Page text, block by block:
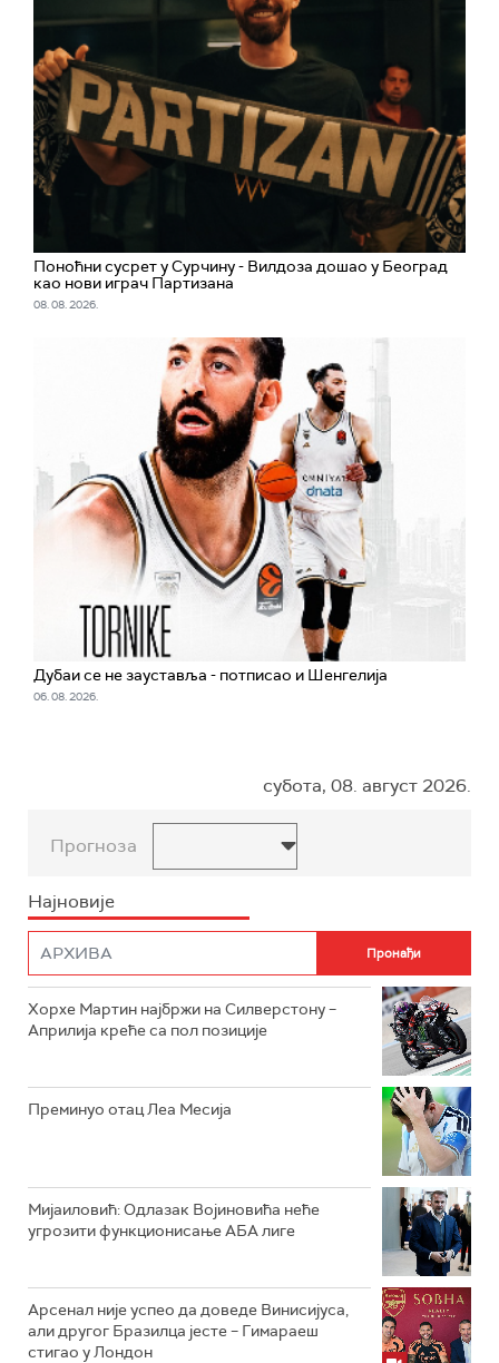
Поноћни сусрет у Сурчину - Вилдоза дошао у Београд
као нови играч Партизана
08. 08. 2026.
Дубаи се не зауставља - потписао и Шенгелија
06. 08. 2026.
субота, 08. август 2026.
Прогноза
Најновије
Хорхе Мартин најбржи на Силверстону –
Априлија креће са пол позиције
Преминуо отац Леа Месија
Мијаиловић: Одлазак Војиновића неће
угрозити функционисање АБА лиге
Арсенал није успео да доведе Винисијуса,
али другог Бразилца јесте – Гимараеш
стигао у Лондон